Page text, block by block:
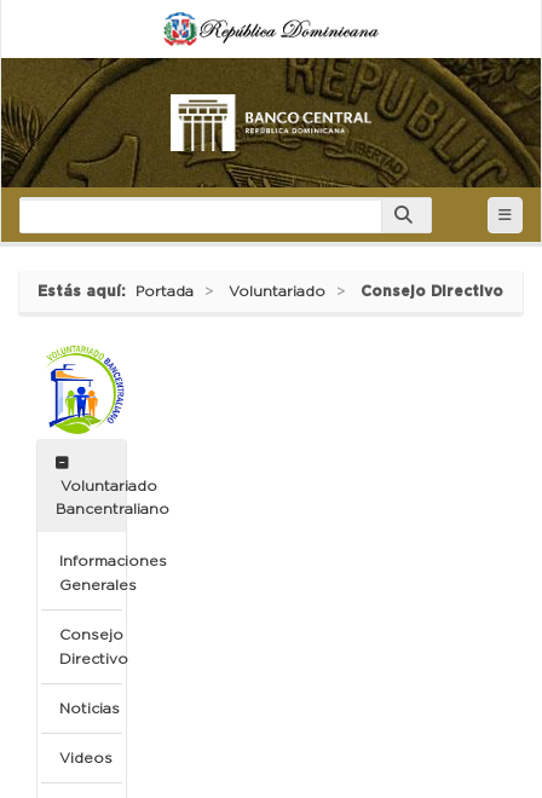
Estás aquí: Portada Voluntariado Consejo Directivo
Voluntariado
Bancentraliano
Informaciones
Generales
Consejo
Directivo
Noticias
Videos